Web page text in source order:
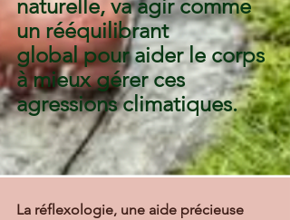
naturelle, va agir comme
un rééquilibrant
global pour aider le corps
à mieux gérer ces
agressions climatiques.
La réflexologie, une aide précieuse